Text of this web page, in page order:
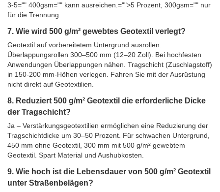
3-5="" 400gsm="" kann ausreichen.="">5 Prozent, 300gsm="" nur
für die Trennung.
7. Wie wird 500 g/m² gewebtes Geotextil verlegt?
Geotextil auf vorbereitetem Untergrund ausrollen.
Überlappungsrollen 300–500 mm (12–20 Zoll). Bei hochfesten
Anwendungen Überlappungen nähen. Tragschicht (Zuschlagstoff)
in 150-200 mm-Höhen verlegen. Fahren Sie mit der Ausrüstung
nicht direkt auf Geotextilien.
8. Reduziert 500 g/m² Geotextil die erforderliche Dicke
der Tragschicht?
Ja – Verstärkungsgeotextilien ermöglichen eine Reduzierung der
Tragschichtdicke um 30–50 Prozent. Für schwachen Untergrund,
450 mm ohne Geotextil, 300 mm mit 500 g/m² gewebtem
Geotextil. Spart Material und Aushubkosten.
9. Wie hoch ist die Lebensdauer von 500 g/m² Geotextil
unter Straßenbelägen?